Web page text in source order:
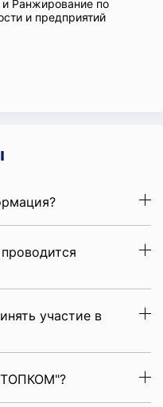
и Ранжирование по
и предприятий
участие в